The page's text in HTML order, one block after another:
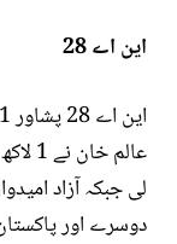
این اے 28
دوسرے اور پاکستان